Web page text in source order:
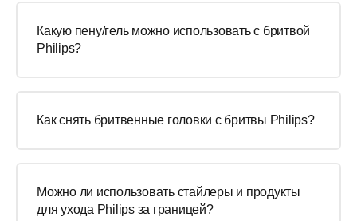
Какую пену/гель можно использовать с бритвой
Philips?
Как снять бритвенные головки с бритвы Philips?
Можно ли использовать стайлеры и продукты
для ухода Philips за границей?